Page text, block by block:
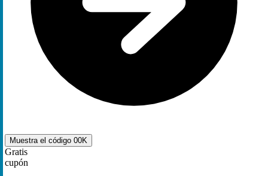
Muestra el código 00K
Gratis
cupón